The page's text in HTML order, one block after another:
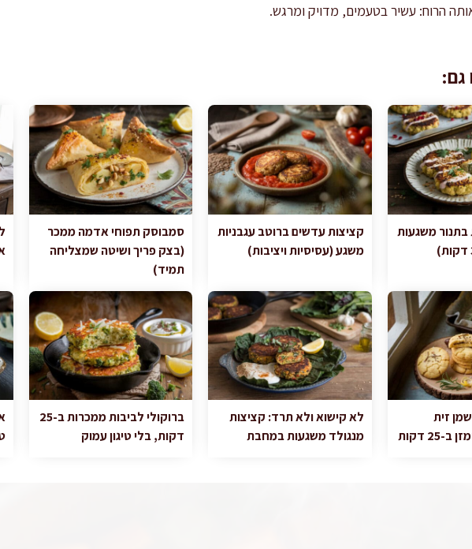
הרוח: עשיר בטעמים, מדויק ומרגש.
גם:
בתנור משגעות
קציצות עדשים ברוטב עגבניות
משגע (עסיסיות ויציבות)
סמבוסק תפוחי אדמה ממכר
(בצק פריך ושיטה שמצליחה
תמיד)
זית
דקות
לא קישוא ולא תרד: קציצות
מנגולד משגעות במחבת
ברוקולי לביבות ממכרות ב-25
דקות, בלי טיגון עמוק